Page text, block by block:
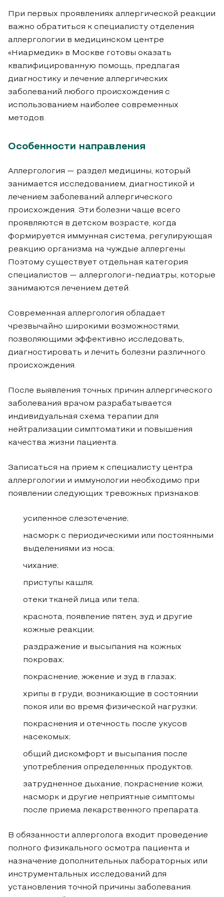
При первых проявлениях аллергической реакции
важно обратиться к специалисту отделения
аллергологии в медицинском центре
«Ниармедик» в Москве готовы оказать
квалифицированную помощь, предлагая
диагностику и лечение аллергических
заболеваний любого происхождения с
использованием наиболее современных
методов.
Особенности направления
Аллергология — раздел медицины, который
занимается исследованием, диагностикой и
лечением заболеваний аллергического
происхождения. Эти болезни чаще всего
проявляются в детском возрасте, когда
формируется иммунная система, регулирующая
реакцию организма на чуждые аллергены.
Поэтому существует отдельная категория
специалистов — аллергологи-педиатры, которые
занимаются лечением детей.
Современная аллергология обладает
чрезвычайно широкими возможностями,
позволяющими эффективно исследовать,
диагностировать и лечить болезни различного
происхождения.
После выявления точных причин аллергического
заболевания врачом разрабатывается
индивидуальная схема терапии для
нейтрализации симптоматики и повышения
качества жизни пациента.
Записаться на прием к специалисту центра
аллергологии и иммунологии необходимо при
появлении следующих тревожных признаков:
усиленное слезотечение;
насморк с периодическими или постоянными
выделениями из носа;
чихание;
приступы кашля;
отеки тканей лица или тела;
краснота, появление пятен, зуд и другие
кожные реакции;
раздражение и высыпания на кожных
покровах;
покраснение, жжение и зуд в глазах;
хрипы в груди, возникающие в состоянии
покоя или во время физической нагрузки;
покраснения и отечность после укусов
насекомых;
общий дискомфорт и высыпания после
употребления определенных продуктов;
затрудненное дыхание, покраснение кожи,
насморк и другие неприятные симптомы
после приема лекарственного препарата.
В обязанности аллерголога входит проведение
полного физикального осмотра пациента и
назначение дополнительных лабораторных или
инструментальных исследований для
установления точной причины заболевания.